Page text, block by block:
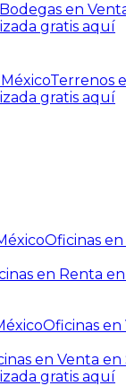
Bodegas en
gratis aquí
Terrenos
gratis aquí
Oficinas
en Renta
Oficinas en
en Venta en
gratis aquí